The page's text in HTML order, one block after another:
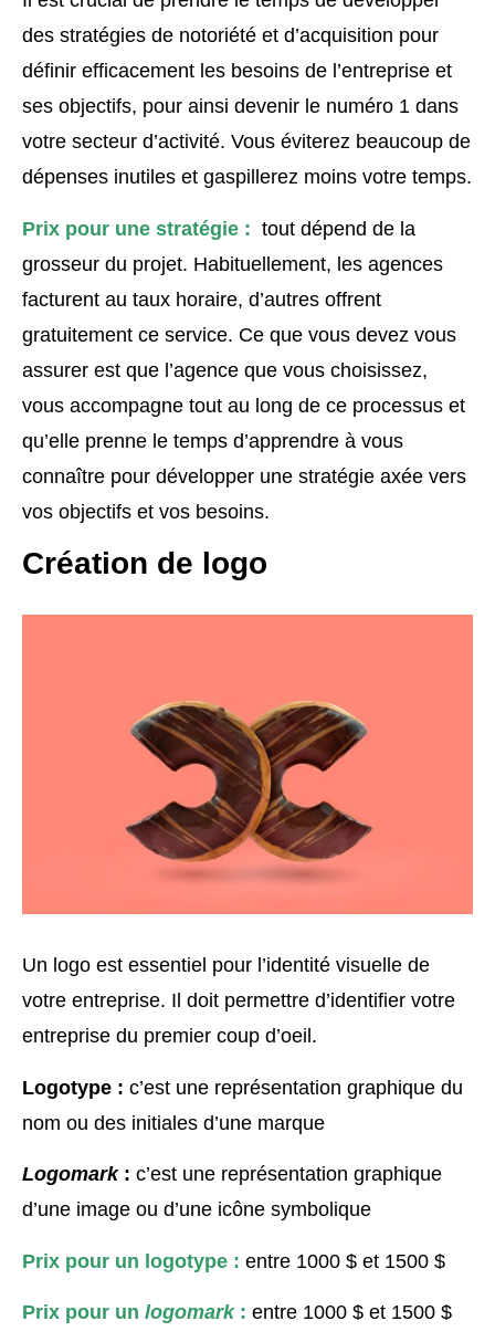
des stratégies de notoriété et d’acquisition pour
définir efficacement les besoins de l’entreprise et
ses objectifs, pour ainsi devenir le numéro 1 dans
votre secteur d’activité. Vous éviterez beaucoup de
dépenses inutiles et gaspillerez moins votre temps.
Prix pour une stratégie : tout dépend de la
grosseur du projet. Habituellement, les agences
facturent au taux horaire, d’autres offrent
gratuitement ce service. Ce que vous devez vous
assurer est que l’agence que vous choisissez,
vous accompagne tout au long de ce processus et
qu’elle prenne le temps d’apprendre à vous
connaître pour développer une stratégie axée vers
vos objectifs et vos besoins.
Création de logo
Un logo est essentiel pour l’identité visuelle de
votre entreprise. Il doit permettre d’identifier votre
entreprise du premier coup d’oeil.
Logotype : c’est une représentation graphique du
nom ou des initiales d’une marque
Logomark: c’est une représentation graphique
d’une image ou d’une icône symbolique
Prix pour un logotype : entre 1000 $ et 1500 $
Prix pour un logomark: entre 1000 $ et 1500 $